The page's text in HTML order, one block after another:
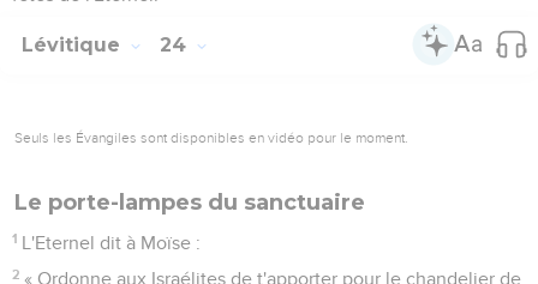
Lévitique 24
Seuls les Évangiles sont disponibles en vidéo pour le moment.
Le porte-lampes du sanctuaire
1 L'Eternel dit à Moïse :
2 « Ordonne aux Israélites de t'apporter pour le chandelier de